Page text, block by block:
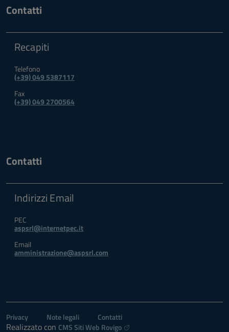
Contatti
Recapiti
Telefono
(+39) 049 5387117
Fax
(+39) 049 2700564
Contatti
Indirizzi Email
PEC
aspsrl@internetpec.it
Email
amministrazione@aspsrl.com
Privacy Note legali Contatti
Realizzato con CMS Siti Web Rovigo